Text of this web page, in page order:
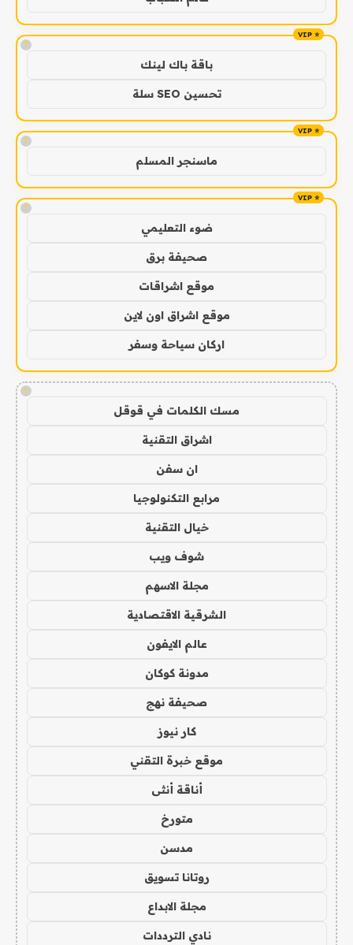
!
باقة باك لينك
تحسين SEO سلة
!
ماسنجر المسلم
!
ضوء التعليمي
صحيفة برق
موقع اشراقات
موقع اشراق اون لاين
اركان سياحة وسفر
!
مسك الكلمات في قوقل
اشراق التقنية
ان سفن
مرابع التكنولوجيا
خيال التقنية
شوف ويب
مجلة الاسهم
الشرقية الاقتصادية
عالم الايفون
مدونة كوكان
صحيفة نهج
كار نيوز
موقع خبرة التقني
أناقة أنثى
متورخ
مدسن
روتانا تسويق
مجلة الابداع
نادي الترددات